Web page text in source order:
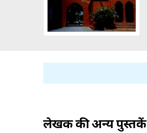
लेखक की अन्य पुस्तकें